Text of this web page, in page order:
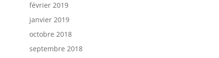
février 2019
janvier 2019
octobre 2018
septembre 2018